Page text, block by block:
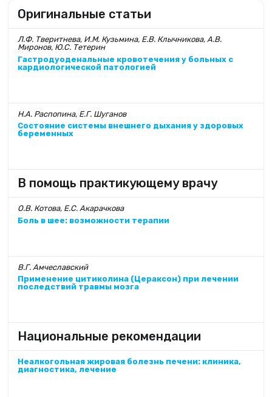
Оригинальные статьи
Л.Ф. Тверитнева, И.М. Кузьмина, Е.В. Клычникова, А.В.
Миронов, Ю.С. Тетерин
Гастродуоденальные кровотечения у больных с
кардиологической патологией
Н.А. Распопина, Е.Г. Шуганов
Состояние системы внешнего дыхания у здоровых
беременных
В помощь практикующему врачу
О.В. Котова, Е.С. Акарачкова
Боль в шее: возможности терапии
В.Г. Амчеславский
Применение цитиколина (Цераксон) при лечении
последствий травмы мозга
Национальные рекомендации
Неалкогольная жировая болезнь печени: клиника,
диагностика, лечение